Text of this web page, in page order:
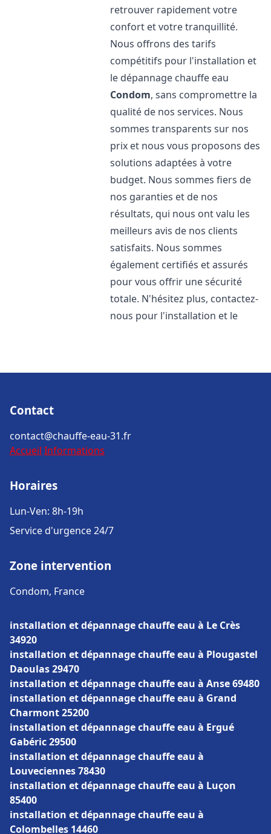
retrouver rapidement votre
confort et votre tranquillité.
Nous offrons des tarifs
compétitifs pour l'installation et
le dépannage chauffe eau
Condom, sans compromettre la
qualité de nos services. Nous
sommes transparents sur nos
prix et nous vous proposons des
solutions adaptées à votre
budget. Nous sommes fiers de
nos garanties et de nos
résultats, qui nous ont valu les
meilleurs avis de nos clients
satisfaits. Nous sommes
également certifiés et assurés
pour vous offrir une sécurité
totale. N'hésitez plus, contactez-
nous pour l'installation et le
Contact
contact@chauffe-eau-31.fr
Accueil Informations
Horaires
Lun-Ven: 8h-19h
Service d'urgence 24/7
Zone intervention
Condom, France
installation et dépannage chauffe eau à Le Crès
34920
installation et dépannage chauffe eau à Plougastel
Daoulas 29470
installation et dépannage chauffe eau à Anse 69480
installation et dépannage chauffe eau à Grand
Charmont 25200
installation et dépannage chauffe eau à Ergué
Gabéric 29500
installation et dépannage chauffe eau à
Louveciennes 78430
installation et dépannage chauffe eau à Luçon
85400
installation et dépannage chauffe eau à
Colombelles 14460